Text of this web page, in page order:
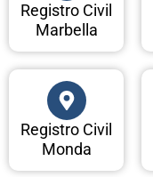
Registro Civil
Marbella
Registro Civil
Monda